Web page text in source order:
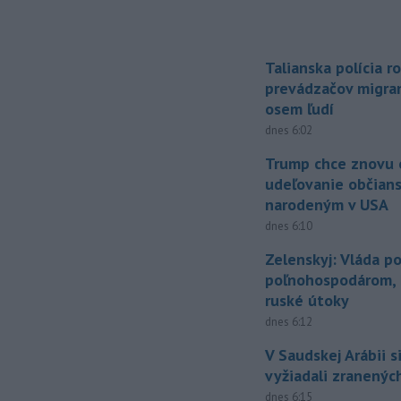
Talianska polícia
prevádzačov
osem ľudí
dnes 6:02
Trump chce
udeľovanie
narodeným v USA
dnes 6:10
Zelenskyj: Vláda
ruské útoky
dnes 6:12
V Saudskej Arábii
vyžiadali
dnes 6:15